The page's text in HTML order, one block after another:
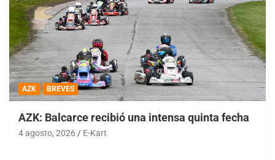
AZK BREVES
AZK: Balcarce recibió una intensa quinta fecha
4 agosto, 2026 E-Kart